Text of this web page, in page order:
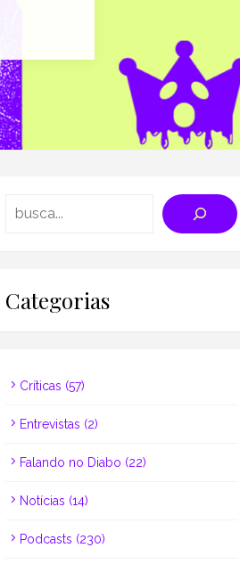
Categorias
Críticas (57)
Entrevistas (2)
Falando no Diabo (22)
Notícias (14)
Podcasts (230)